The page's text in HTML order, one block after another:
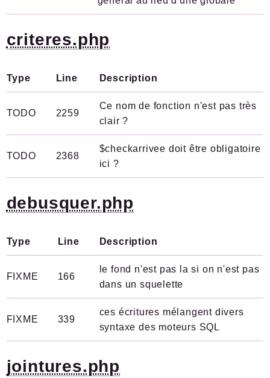
criteres.php
Type Line Description
TODO 2259
Ce nom de fonction n'est pas très
clair ?
TODO 2368
$checkarrivee doit être obligatoire
ici ?
debusquer.php
Type Line Description
FIXME 166
le fond n'est pas la si on n'est pas
dans un squelette
FIXME 339
ces écritures mélangent divers
syntaxe des moteurs SQL
jointures.php